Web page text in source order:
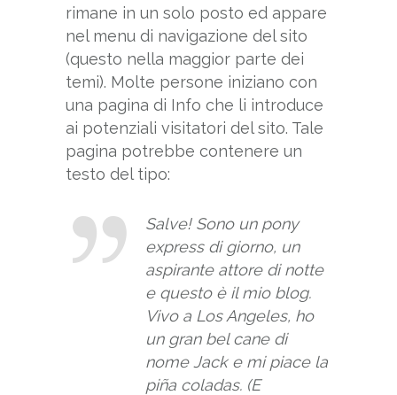
rimane in un solo posto ed appare
nel menu di navigazione del sito
(questo nella maggior parte dei
temi). Molte persone iniziano con
una pagina di Info che li introduce
ai potenziali visitatori del sito. Tale
pagina potrebbe contenere un
testo del tipo:
Salve! Sono un pony
express di giorno, un
aspirante attore di notte
e questo è il mio blog.
Vivo a Los Angeles, ho
un gran bel cane di
nome Jack e mi piace la
piña coladas. (E